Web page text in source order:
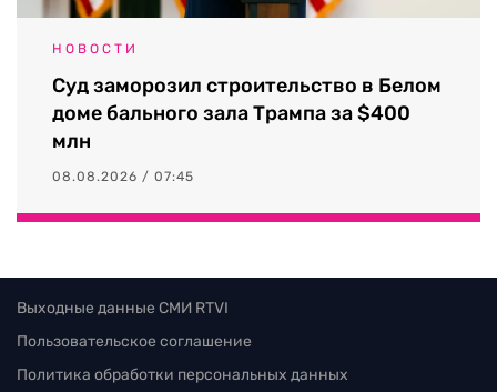
НОВОСТИ
Суд заморозил строительство в Белом
доме бального зала Трампа за $400
млн
08.08.2026 / 07:45
Выходные данные СМИ RTVI
Пользовательское соглашение
Политика обработки персональных данных